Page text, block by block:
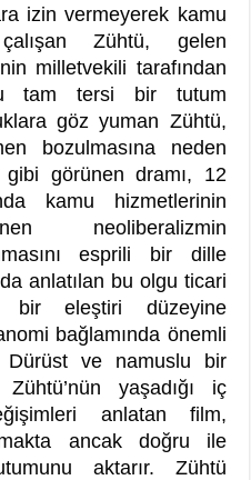
izin vermeyerek kamu
Zühtü, gelen
milletvekili tarafından
tam tersi bir tutum
göz yuman Zühtü,
bozulmasına neden
gibi görünen dramı, 12
kamu hizmetlerinin
neoliberalizmin
esprili bir dille
anlatılan bu olgu ticari
bir eleştiri düzeyine
bağlamında önemli
ve namuslu bir
yaşadığı iç
anlatan film,
ancak doğru ile
aktarır. Zühtü